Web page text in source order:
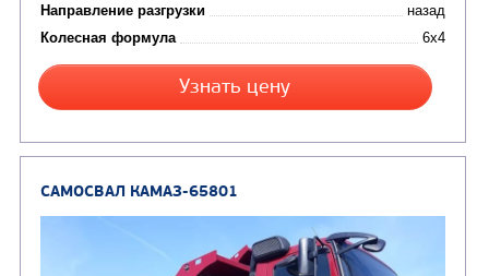
Направление разгрузки
Узнать цену
САМОСВАЛ КАМАЗ-6580